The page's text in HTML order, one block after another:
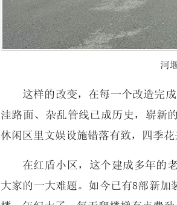
河
这样的改变，在每一个改造完
洼路面、杂乱管线已成历史，崭新
休闲区里文娱设施错落有致，四季
在红盾小区，这个建成多年的
大家的一大难题。如今已有8部新